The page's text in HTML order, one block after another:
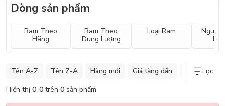
Dòng sản phẩm
Ram Theo
Hãng
Ram Theo
Dung Lượng
Loại Ram
Nguồn
Hiển thị 0-0 trên 0 sản phẩm
Tên A-Z Tên Z-A Hàng mới Giá tăng dần Giá giảm dần
Lọc